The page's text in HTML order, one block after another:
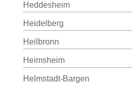
Heddesheim
Heidelberg
Heilbronn
Heimsheim
Helmstadt-Bargen